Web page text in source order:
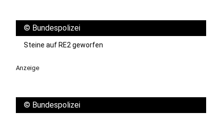
© Bundespolizei
Steine auf RE2 geworfen
Anzeige
© Bundespolizei